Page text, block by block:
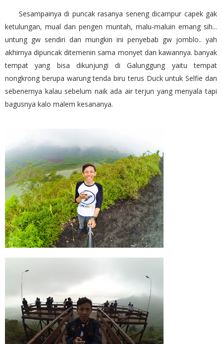
Sesampainya di puncak rasanya seneng dicampur capek gak
ketulungan, mual dan pengen muntah, malu-maluin emang sih...
untung gw sendiri dan mungkin ini penyebab gw jomblo.. yah
akhirnya dipuncak ditemenin sama monyet dan kawannya. banyak
tempat yang bisa dikunjungi di Galunggung yaitu tempat
nongkrong berupa warung tenda biru terus Duck untuk Selfie dan
sebenernya kalau sebelum naik ada air terjun yang menyala tapi
bagusnya kalo malem kesananya.